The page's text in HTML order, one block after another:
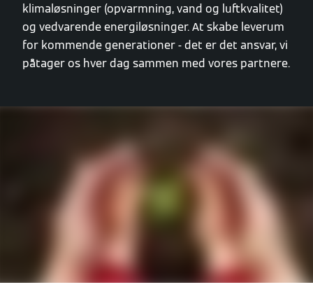
klimaløsninger (opvarmning, vand og luftkvalitet)
og vedvarende energiløsninger. At skabe leverum
for kommende generationer - det er det ansvar, vi
påtager os hver dag sammen med vores partnere.